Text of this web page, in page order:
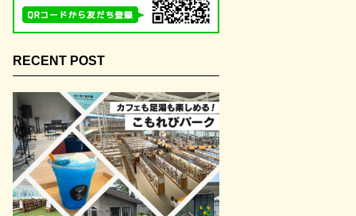
RECENT POST